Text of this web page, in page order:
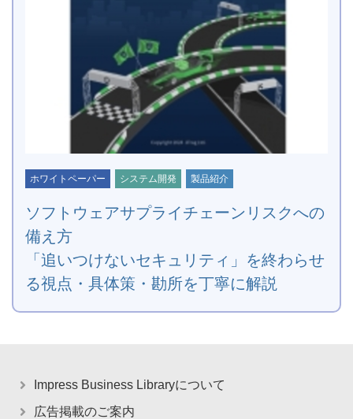
ホワイトペーパー システム開発 製品紹介
ソフトウェアサプライチェーンリスクへの
備え方
「追いつけないセキュリティ」を終わらせ
る視点・具体策・勘所を丁寧に解説
Impress Business Libraryについて
広告掲載のご案内